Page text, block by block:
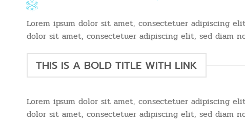
Lorem ipsum dolor sit amet, consectetuer adipiscing
dolor sit amet, consectetuer adipiscing elit, sed diam
THIS IS A BOLD TITLE WITH LINK
Lorem ipsum dolor sit amet, consectetuer adipiscing
dolor sit amet, consectetuer adipiscing elit, sed diam